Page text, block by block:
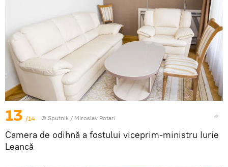
13 /14 © Sputnik / Miroslav Rotari
Camera de odihnă a fostului viceprim-ministru Iurie
Leancă